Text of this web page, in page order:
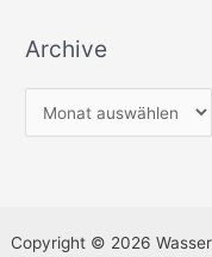
e
n
Archive
r
Copyright © 2026